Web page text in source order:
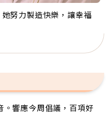
努力製造快樂，讓幸福
灣奉獻36年 「台灣是我
」
找快樂！「蛋黃哥小
爺奶：退休後才開始真
為全球最年長羽球選
「這個」
阿伯拉小提琴還登上小
響應今周倡議，百項好